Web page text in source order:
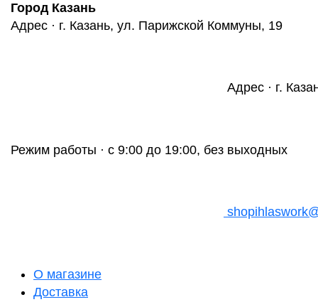
Город Казань
Адрес · г. Казань, ул. Парижской Коммуны, 19
Адрес · г.
Режим работы · с 9:00 до 19:00, без выходных
О магазине
Доставка